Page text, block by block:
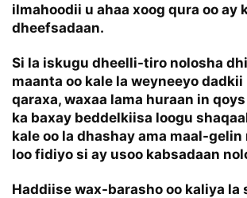
ilmahoodii u ahaa xoog qura oo ay
dheefsadaan.
Si la iskugu dheelli-tiro nolosha
maanta oo kale la weyneeyo
qaraxa, waxaa lama huraan in
ka baxay beddelkiisa loogu
kale oo la dhashay ama maal-gelin
loo fidiyo si ay usoo kabsadaan
Haddiise wax-barasho oo kaliya la